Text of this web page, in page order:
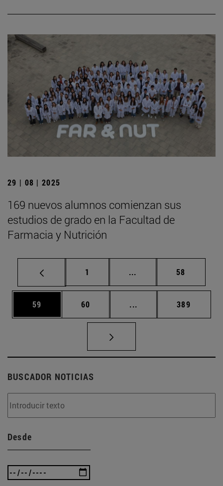
29 | 08 | 2025
169 nuevos alumnos comienzan sus
estudios de grado en la Facultad de
Farmacia y Nutrición
Página
1 ... Páginas intermedias
Página
58
Página
59 Página
60 ... Páginas intermedias
Página
389
BUSCADOR NOTICIAS
Desde